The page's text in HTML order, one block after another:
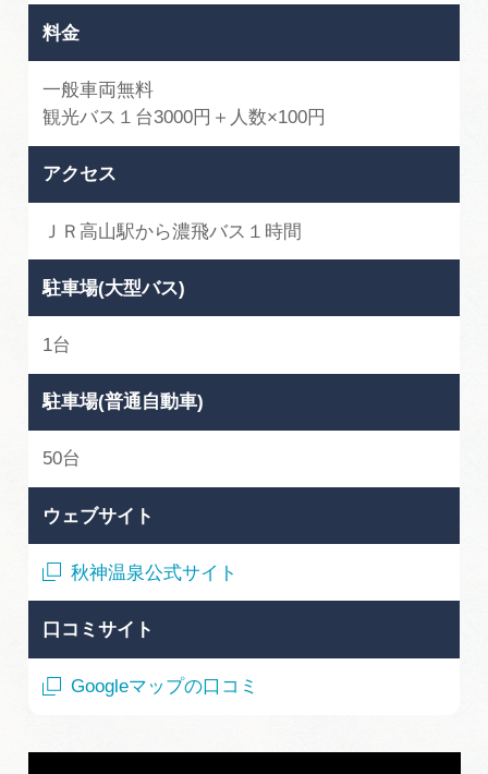
料金
一般車両無料
観光バス１台3000円＋人数×100円
アクセス
ＪＲ高山駅から濃飛バス１時間
駐車場(大型バス)
1台
駐車場(普通自動車)
50台
ウェブサイト
秋神温泉公式サイト
口コミサイト
Googleマップの口コミ